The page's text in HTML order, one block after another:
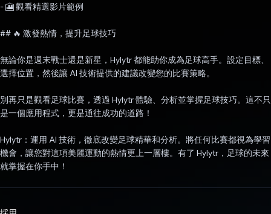
- 🎦 觀看精選影片範例
## 🔥 激發熱情，提升足球技巧
無論你是週末戰士還是新星，Hylytr 都能助你成為足球高手。設定目標、
選擇位置，然後讓 AI 技術提供的建議改變您的比賽策略。
別再只是觀看足球比賽，透過 Hylytr 體驗、分析並掌握足球技巧。這不只
是一個應用程式，更是通往成功的道路！
Hylytr：運用 AI 技術，徹底改變足球精華和分析。將任何比賽都視為學習
機會，讓您對這項美麗運動的熱情更上一層樓。有了 Hylytr，足球的未來
就掌握在你手中！